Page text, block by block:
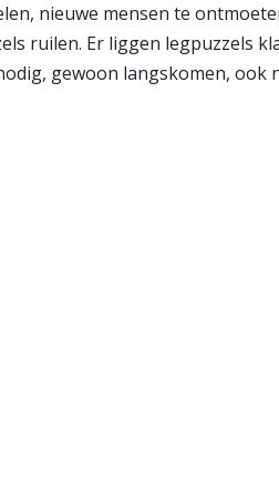
nieuwe mensen te
ruilen. Er liggen legpuzzels
gewoon langskomen, ook